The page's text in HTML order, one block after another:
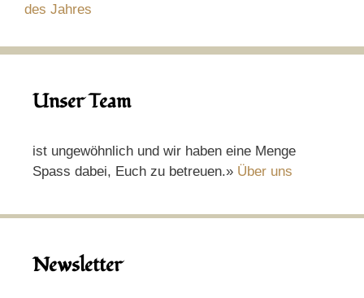
des Jahres
Unser Team
ist ungewöhnlich und wir haben eine Menge
Spass dabei, Euch zu betreuen.» Über uns
Newsletter